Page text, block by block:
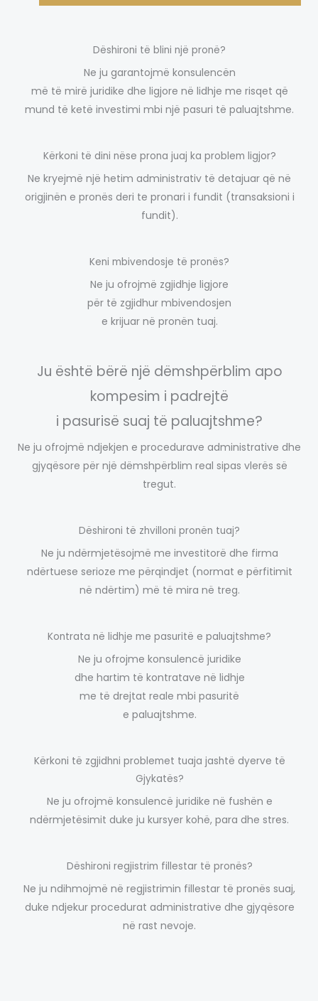
Dëshironi të blini një pronë?
Ne ju garantojmë konsulencën
më të mirë juridike dhe ligjore në lidhje me risqet që
mund të ketë investimi mbi një pasuri të paluajtshme.
Kërkoni të dini nëse prona juaj ka problem ligjor?
Ne kryejmë një hetim administrativ të detajuar që në
origjinën e pronës deri te pronari i fundit (transaksioni i
fundit).
Keni mbivendosje të pronës?
Ne ju ofrojmë zgjidhje ligjore
për të zgjidhur mbivendosjen
e krijuar në pronën tuaj.
Ju është bërë një dëmshpërblim apo
kompesim i padrejtë
i pasurisë suaj të paluajtshme?
Ne ju ofrojmë ndjekjen e procedurave administrative dhe
gjyqësore për një dëmshpërblim real sipas vlerës së
tregut.
Dëshironi të zhvilloni pronën tuaj?
Ne ju ndërmjetësojmë me investitorë dhe firma
ndërtuese serioze me përqindjet (normat e përfitimit
në ndërtim) më të mira në treg.
Kontrata në lidhje me pasuritë e paluajtshme?
Ne ju ofrojme konsulencë juridike
dhe hartim të kontratave në lidhje
me të drejtat reale mbi pasuritë
e paluajtshme.
Kërkoni të zgjidhni problemet tuaja jashtë dyerve të
Gjykatës?
Ne ju ofrojmë konsulencë juridike në fushën e
ndërmjetësimit duke ju kursyer kohë, para dhe stres.
Dëshironi regjistrim fillestar të pronës?
Ne ju ndihmojmë në regjistrimin fillestar të pronës suaj,
duke ndjekur procedurat administrative dhe gjyqësore
në rast nevoje.